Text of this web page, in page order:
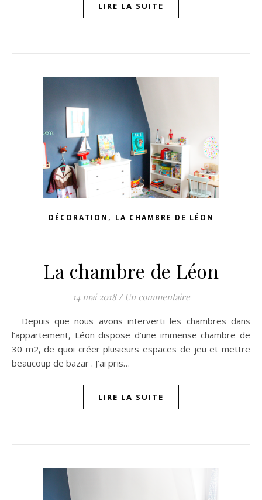
LIRE LA SUITE
DÉCORATION , LA CHAMBRE DE LÉON
La chambre de Léon
14 mai 2018 / Un commentaire
Depuis que nous avons interverti les chambres dans
l’appartement, Léon dispose d’une immense chambre de
30 m2, de quoi créer plusieurs espaces de jeu et mettre
beaucoup de bazar . J’ai pris…
LIRE LA SUITE